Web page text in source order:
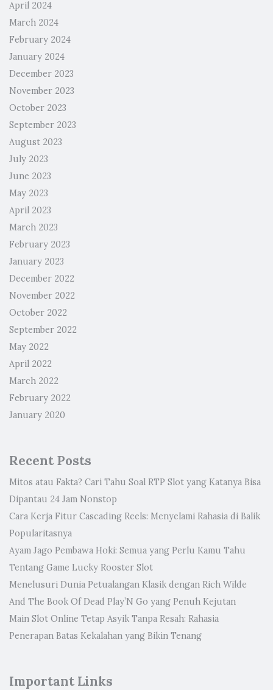
April 2024
March 2024
February 2024
January 2024
December 2023
November 2023
October 2023
September 2023
August 2023
July 2023
June 2023
May 2023
April 2023
March 2023
February 2023
January 2023
December 2022
November 2022
October 2022
September 2022
May 2022
April 2022
March 2022
February 2022
January 2020
Recent Posts
Mitos atau Fakta? Cari Tahu Soal RTP Slot yang Katanya Bisa
Dipantau 24 Jam Nonstop
Cara Kerja Fitur Cascading Reels: Menyelami Rahasia di Balik
Popularitasnya
Ayam Jago Pembawa Hoki: Semua yang Perlu Kamu Tahu
Tentang Game Lucky Rooster Slot
Menelusuri Dunia Petualangan Klasik dengan Rich Wilde
And The Book Of Dead Play’N Go yang Penuh Kejutan
Main Slot Online Tetap Asyik Tanpa Resah: Rahasia
Penerapan Batas Kekalahan yang Bikin Tenang
Important Links